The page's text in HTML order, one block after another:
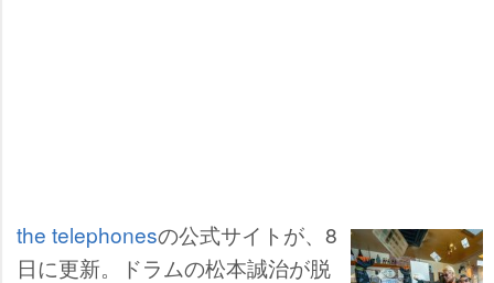
the telephonesの公式サイトが、8
日に更新。ドラムの松本誠治が脱